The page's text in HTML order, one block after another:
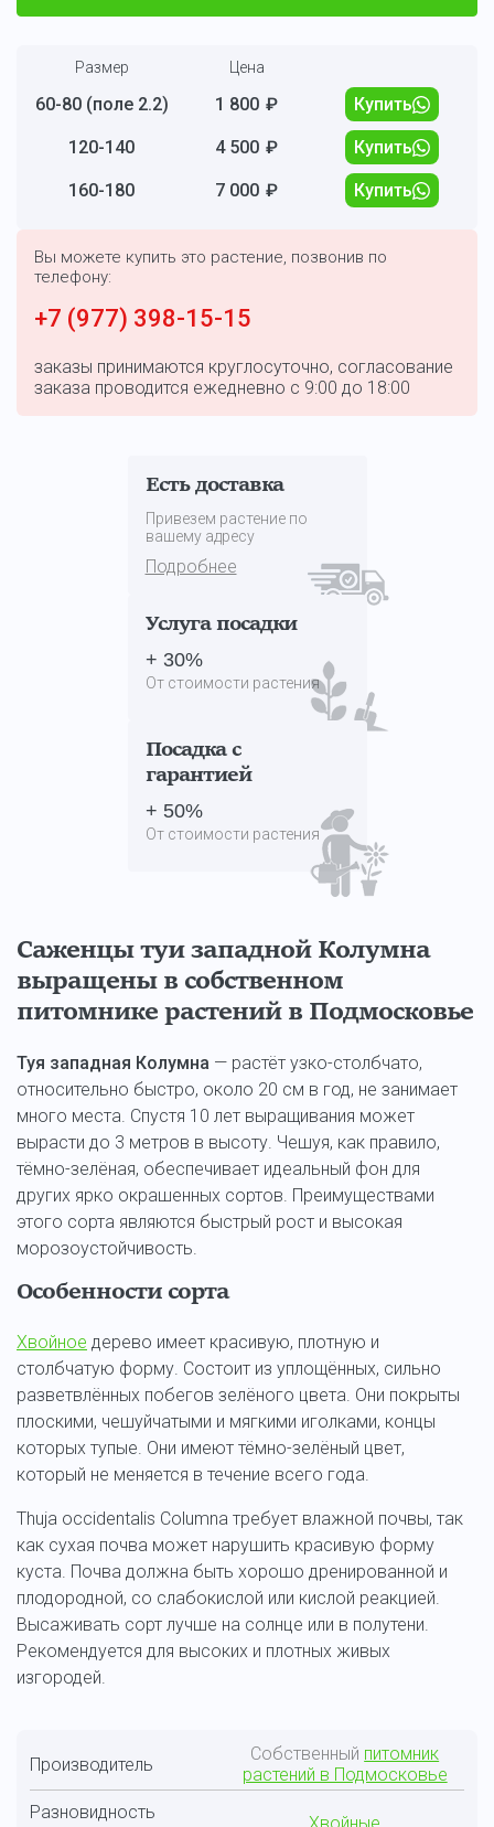
Размер Цена
60-80 (поле 2.2) 1 800 ₽ Купить
120-140 4 500 ₽ Купить
160-180 7 000 ₽ Купить
Вы можете купить это растение, позвонив по
телефону:
+7 (977) 398-15-15
заказы принимаются круглосуточно, согласование
заказа проводится ежедневно с 9:00 до 18:00
Есть доставка
Привезем растение по
вашему адресу
Подробнее
Услуга посадки
+ 30%
От стоимости растения
Посадка с
гарантией
+ 50%
От стоимости растения
Саженцы туи западной Колумна
выращены в собственном
питомнике растений в Подмосковье
Туя западная Колумна — растёт узко-столбчато,
относительно быстро, около 20 см в год, не занимает
много места. Спустя 10 лет выращивания может
вырасти до 3 метров в высоту. Чешуя, как правило,
тёмно-зелёная, обеспечивает идеальный фон для
других ярко окрашенных сортов. Преимуществами
этого сорта являются быстрый рост и высокая
морозоустойчивость.
Особенности сорта
Хвойное дерево имеет красивую, плотную и
столбчатую форму. Состоит из уплощённых, сильно
разветвлённых побегов зелёного цвета. Они покрыты
плоскими, чешуйчатыми и мягкими иголками, концы
которых тупые. Они имеют тёмно-зелёный цвет,
который не меняется в течение всего года.
Thuja occidentalis Columna требует влажной почвы, так
как сухая почва может нарушить красивую форму
куста. Почва должна быть хорошо дренированной и
плодородной, со слабокислой или кислой реакцией.
Высаживать сорт лучше на солнце или в полутени.
Рекомендуется для высоких и плотных живых
изгородей.
Производитель Собственный питомник
растений в Подмосковье
Разновидность
Хвойные